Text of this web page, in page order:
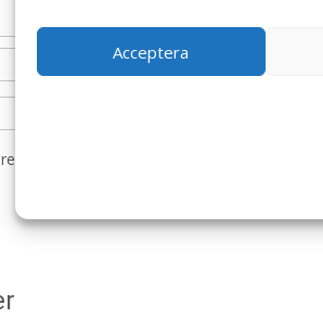
Acceptera
och webbplats i denna webbläsare till